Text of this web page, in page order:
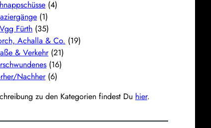
(4)
(1)
Fürth (35)
Achalla & Co. (19)
& Verkehr(21)
(16)
Nachher(6)
zu den Kategorien findest Du hier.